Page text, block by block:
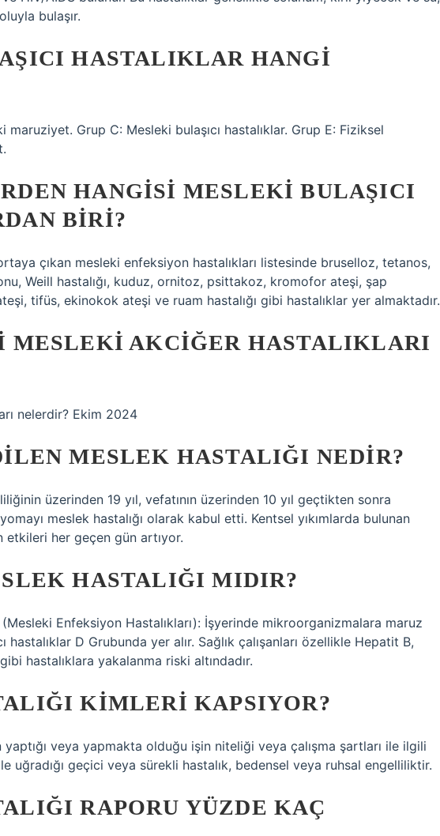
bulaşır.
HASTALIKLAR HANGI
maruziyet. Grup C: Mesleki bulaşıcı hastalıklar. Grup E: Fiziksel
HANGISI MESLEKI BULAŞICI
BIRI?
çıkan mesleki enfeksiyon hastalıkları listesinde bruselloz, tetanos,
Weill hastalığı, kuduz, ornitoz, psittakoz, kromofor ateşi, şap
tifüs, ekinokok ateşi ve ruam hastalığı gibi hastalıklar yer almaktadır.
MESLEKI AKCIĞER HASTALIKLARI
nelerdir? Ekim 2024
MESLEK HASTALIĞI NEDIR?
üzerinden 19 yıl, vefatının üzerinden 10 yıl geçtikten sonra
meslek hastalığı olarak kabul etti. Kentsel yıkımlarda bulunan
etkileri her geçen gün artıyor.
HASTALIĞI MIDIR?
(Mesleki Enfeksiyon Hastalıkları): İşyerinde mikroorganizmalara maruz
hastalıklar D Grubunda yer alır. Sağlık çalışanları özellikle Hepatit B,
hastalıklara yakalanma riski altındadır.
KIMLERI KAPSIYOR?
yaptığı veya yapmakta olduğu işin niteliği veya çalışma şartları ile ilgili
uğradığı geçici veya sürekli hastalık, bedensel veya ruhsal engelliliktir.
RAPORU YÜZDE KAÇ